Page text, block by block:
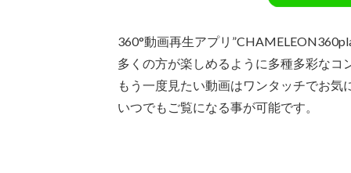
360°動画再生アプリ
多くの方が楽しめるように多種多彩なコ
もう一度見たい動画はワンタッチでお気
いつでもご覧になる事が可能です。